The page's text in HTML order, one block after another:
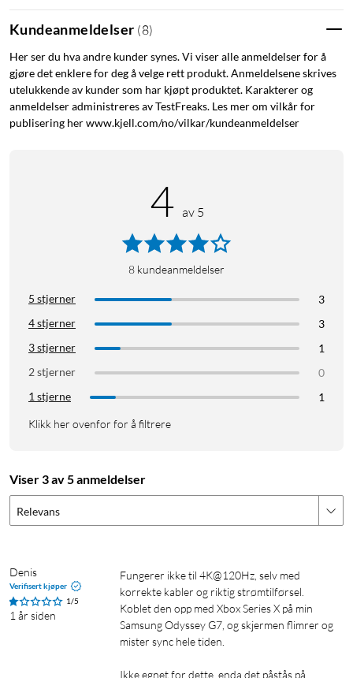
Kundeanmeldelser (8)
Her ser du hva andre kunder synes. Vi viser alle anmeldelser for å
gjøre det enklere for deg å velge rett produkt. Anmeldelsene skrives
utelukkende av kunder som har kjøpt produktet. Karakterer og
anmeldelser administreres av TestFreaks. Les mer om vilkår for
publisering her www.kjell.com/no/vilkar/kundeanmeldelser
4 av 5
8 kundeanmeldelser
5 stjerner
3
4 stjerner
3
3 stjerner
1
2 stjerner
0
1 stjerne
1
Klikk her ovenfor for å filtrere
Viser 3 av 5 anmeldelser
Relevans
Denis
Verifisert kjøper
1/5
1 år siden
Fungerer ikke til 4K@120Hz, selv med
korrekte kabler og riktig strømtilførsel.
Koblet den opp med Xbox Series X på min
Samsung Odyssey G7, og skjermen flimrer og
mister sync hele tiden.
Ikke egnet for dette, enda det påstås på